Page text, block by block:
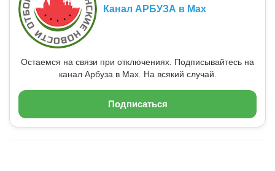
Канал АРБУЗА в Max
Остаемся на связи при отключениях. Подписывайтесь на
канал Арбуза в Max. На всякий случай.
Подписаться